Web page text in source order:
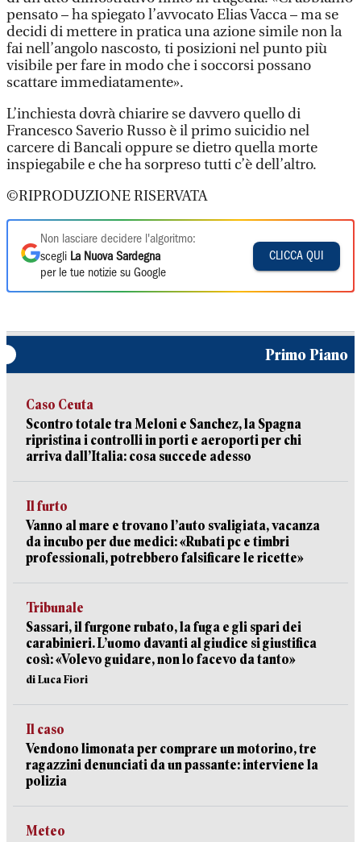
pensato – ha spiegato l’avvocato Elias Vacca – ma se
decidi di mettere in pratica una azione simile non la
fai nell’angolo nascosto, ti posizioni nel punto più
visibile per fare in modo che i soccorsi possano
scattare immediatamente».
L’inchiesta dovrà chiarire se davvero quello di
Francesco Saverio Russo è il primo suicidio nel
carcere di Bancali oppure se dietro quella morte
inspiegabile e che ha sorpreso tutti c’è dell’altro.
©RIPRODUZIONE RISERVATA
Non lasciare decidere l'algoritmo:
scegli La Nuova Sardegna
per le tue notizie su Google
CLICCA QUI
Primo Piano
Caso Ceuta
Scontro totale tra Meloni e Sanchez, la Spagna
ripristina i controlli in porti e aeroporti per chi
arriva dall’Italia: cosa succede adesso
Il furto
Vanno al mare e trovano l’auto svaligiata, vacanza
da incubo per due medici: «Rubati pc e timbri
professionali, potrebbero falsificare le ricette»
Tribunale
Sassari, il furgone rubato, la fuga e gli spari dei
carabinieri. L’uomo davanti al giudice si giustifica
così: «Volevo guidare, non lo facevo da tanto»
di Luca Fiori
Il caso
Vendono limonata per comprare un motorino, tre
ragazzini denunciati da un passante: interviene la
polizia
Meteo